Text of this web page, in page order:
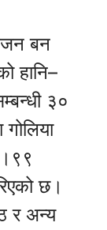
बन
हानि–
३०
गोलिया
छ।
र अन्य